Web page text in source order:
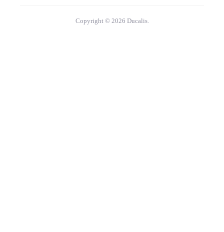
Copyright © 2026 Ducalis.